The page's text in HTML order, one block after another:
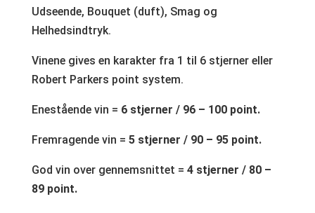
Udseende, Bouquet (duft), Smag og
Helhedsindtryk.
Vinene gives en karakter fra 1 til 6 stjerner eller
Robert Parkers point system.
Enestående vin = 6 stjerner / 96 – 100 point.
Fremragende vin = 5 stjerner / 90 – 95 point.
God vin over gennemsnittet = 4 stjerner / 80 –
89 point.